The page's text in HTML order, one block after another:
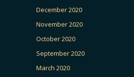
December 2020
November 2020
October 2020
September 2020
March 2020